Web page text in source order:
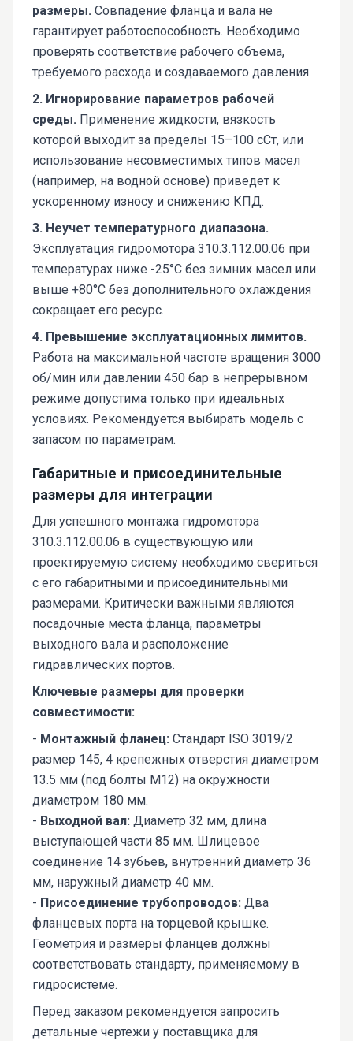
размеры. Совпадение фланца и вала не
гарантирует работоспособность. Необходимо
проверять соответствие рабочего объема,
требуемого расхода и создаваемого давления.
2. Игнорирование параметров рабочей
среды. Применение жидкости, вязкость
которой выходит за пределы 15–100 сСт, или
использование несовместимых типов масел
(например, на водной основе) приведет к
ускоренному износу и снижению КПД.
3. Неучет температурного диапазона.
Эксплуатация гидромотора 310.3.112.00.06 при
температурах ниже -25°C без зимних масел или
выше +80°C без дополнительного охлаждения
сокращает его ресурс.
4. Превышение эксплуатационных лимитов.
Работа на максимальной частоте вращения 3000
об/мин или давлении 450 бар в непрерывном
режиме допустима только при идеальных
условиях. Рекомендуется выбирать модель с
запасом по параметрам.
Габаритные и присоединительные
размеры для интеграции
Для успешного монтажа гидромотора
310.3.112.00.06 в существующую или
проектируемую систему необходимо свериться
с его габаритными и присоединительными
размерами. Критически важными являются
посадочные места фланца, параметры
выходного вала и расположение
гидравлических портов.
Ключевые размеры для проверки
совместимости:
- Монтажный фланец: Стандарт ISO 3019/2
размер 145, 4 крепежных отверстия диаметром
13.5 мм (под болты M12) на окружности
диаметром 180 мм.
- Выходной вал: Диаметр 32 мм, длина
выступающей части 85 мм. Шлицевое
соединение 14 зубьев, внутренний диаметр 36
мм, наружный диаметр 40 мм.
- Присоединение трубопроводов: Два
фланцевых порта на торцевой крышке.
Геометрия и размеры фланцев должны
соответствовать стандарту, применяемому в
гидросистеме.
Перед заказом рекомендуется запросить
детальные чертежи у поставщика для